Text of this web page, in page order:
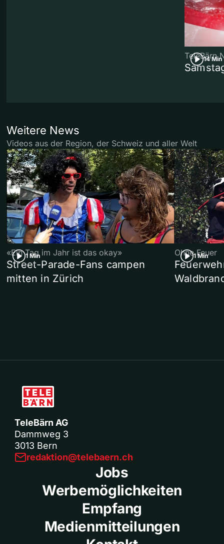
14 Min
TeleBärn
Weitere News
Videos aus der Region, der Schweiz und aller Welt
1 Min
«Ein Tag im Jahr ist das okay»
Street-Parade-Fans campen
mitten in Zürich
1 Min
Ohne Feuer
TeleBärn AG
Dammweg 3
3013 Bern
redaktion@telebaern.ch
Jobs
Werbemöglichkeiten
Empfang
Medienmitteilungen